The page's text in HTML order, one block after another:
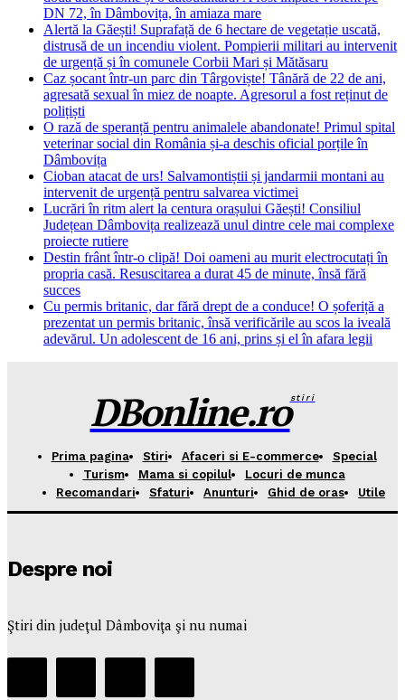
DN 72, în Dâmbovița, în amiaza mare
Alertă la Găești! Suprafață de 6 hectare de vegetație uscată,
distrusă de un incendiu violent. Pompierii militari au intervenit
de urgență și în comunele Corbii Mari și Mătăsaru
Caz șocant într-un parc din Târgoviște! Tânără de 22 de ani,
agresată sexual în miez de noapte. Agresorul a fost reținut de
polițiști
O rază de speranță pentru animalele abandonate! Primul spital
veterinar social din România și-a deschis oficial porțile în
Dâmbovița
Cioban atacat de urs! Salvamontiștii și jandarmii montani au
intervenit de urgență pentru salvarea victimei
Lucrări în ritm alert la centura orașului Găești! Consiliul
Județean Dâmbovița realizează unul dintre cele mai complexe
proiecte rutiere
Destin frânt într-o clipă! Doi oameni au murit electrocutați în
propria casă. Resuscitarea a durat 45 de minute, însă fără
succes
Cu permis britanic, dar fără drept de a conduce! O șoferiță a
prezentat un permis britanic, însă verificările au scos la iveală
adevărul. Un adolescent de 16 ani, prins și el în afara legii
DBonline.rostiri
Prima pagina Stiri Afaceri si E-commerce
Special
Turism
Mama si copilul
Locuri de munca
Recomandari
Sfaturi Anunturi Ghid de oras Utile
Despre noi
Ştiri din judeţul Dâmboviţa şi nu numai